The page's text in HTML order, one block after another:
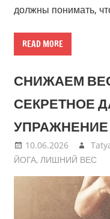
должны понимать,
READ MORE
СНИЖАЕМ
СЕКРЕТНОЕ
УПРАЖНЕНИЕ
10.06.2026
ЙОГА, ЛИШНИЙ ВЕС